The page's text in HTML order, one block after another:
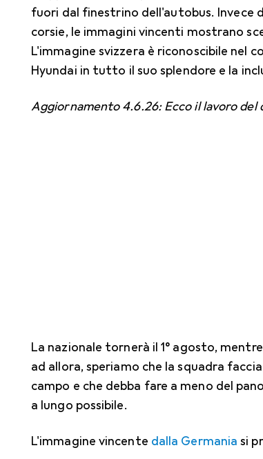
fuori dal finestrino dell'autobus. Invece
corsie, le immagini vincenti mostrano
L'immagine svizzera è riconoscibile nel
Hyundai in tutto il suo splendore e la
Aggiornamento 4.6.26: Ecco il lavoro del
La nazionale tornerà il 1° agosto,
ad allora, speriamo che la squadra
campo e che debba fare a meno del
a lungo possibile.
L'immagine vincente dalla Germania si